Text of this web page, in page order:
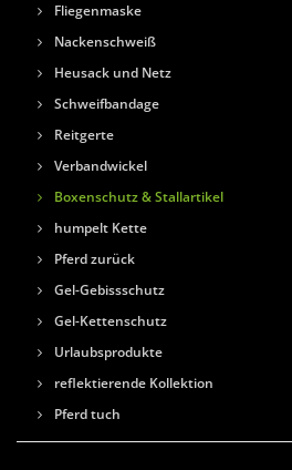
Fliegenmaske
Nackenschweiß
Heusack und Netz
Schweifbandage
Reitgerte
Verbandwickel
Boxenschutz & Stallartikel
humpelt Kette
Pferd zurück
Gel-Gebissschutz
Gel-Kettenschutz
Urlaubsprodukte
reflektierende Kollektion
Pferd tuch